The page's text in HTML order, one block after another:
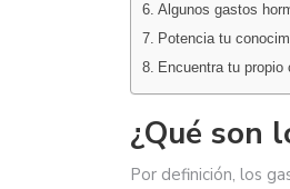
Algunos gastos
Potencia tu
Encuentra tu propio
¿Qué son
Por definición, los